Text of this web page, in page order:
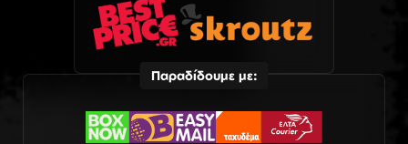
Παραδίδουμε με: